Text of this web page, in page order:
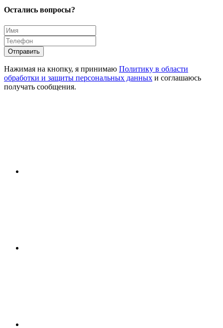
Остались вопросы?
Отправить
Нажимая на кнопку, я принимаю Политику в области
обработки и защиты персональных данных и соглашаюсь
получать сообщения.